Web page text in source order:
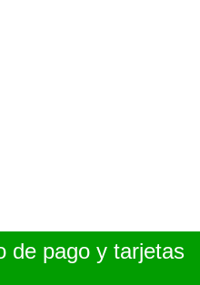
de pago y tarjetas